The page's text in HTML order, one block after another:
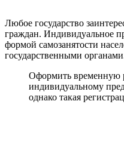
Любое государство
граждан. Индивидуальное
формой самозанятости
государственными
Оформить временную
индивидуальному
однако такая